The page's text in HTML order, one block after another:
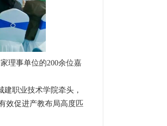
理事单位的200余位嘉
职业技术学院牵头，
效促进产教布局高度匹